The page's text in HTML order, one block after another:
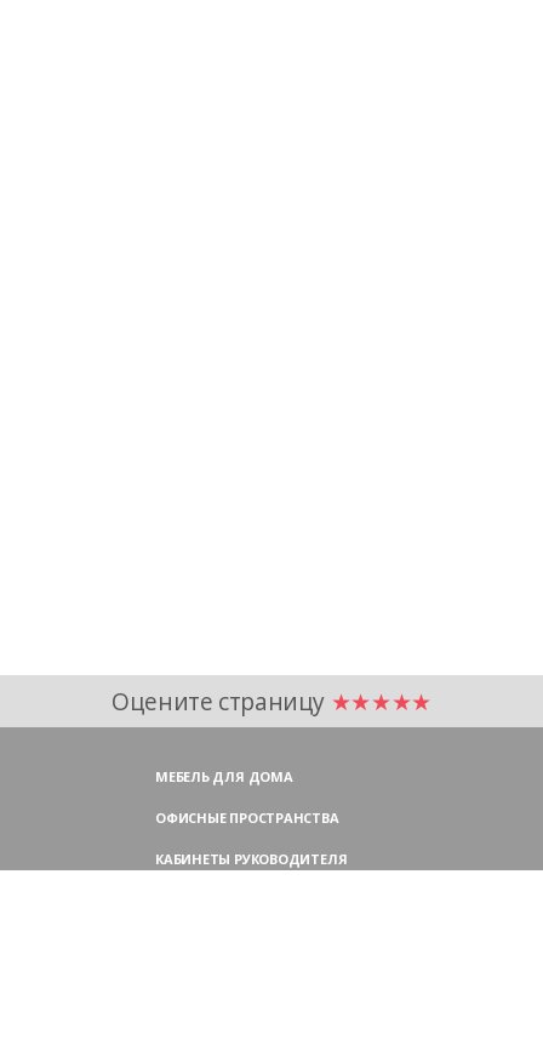
Оцените страницу ★★★★★
МЕБЕЛЬ ДЛЯ ДОМА
ОФИСНЫЕ ПРОСТРАНСТВА
КАБИНЕТЫ РУКОВОДИТЕЛЯ